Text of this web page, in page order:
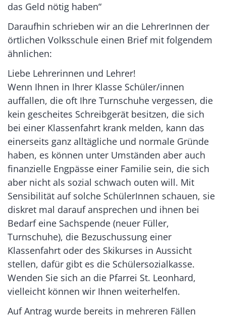
das Geld nötig haben“
Daraufhin schrieben wir an die LehrerInnen der
örtlichen Volksschule einen Brief mit folgendem
ähnlichen:
Liebe Lehrerinnen und Lehrer!
Wenn Ihnen in Ihrer Klasse Schüler/innen
auffallen, die oft Ihre Turnschuhe vergessen, die
kein gescheites Schreibgerät besitzen, die sich
bei einer Klassenfahrt krank melden, kann das
einerseits ganz alltägliche und normale Gründe
haben, es können unter Umständen aber auch
finanzielle Engpässe einer Familie sein, die sich
aber nicht als sozial schwach outen will. Mit
Sensibilität auf solche SchülerInnen schauen, sie
diskret mal darauf ansprechen und ihnen bei
Bedarf eine Sachspende (neuer Füller,
Turnschuhe), die Bezuschussung einer
Klassenfahrt oder des Skikurses in Aussicht
stellen, dafür gibt es die Schülersozialkasse.
Wenden Sie sich an die Pfarrei St. Leonhard,
vielleicht können wir Ihnen weiterhelfen.
Auf Antrag wurde bereits in mehreren Fällen